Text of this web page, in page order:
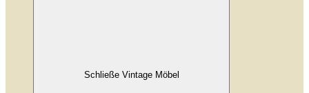
Schließe Vintage Möbel